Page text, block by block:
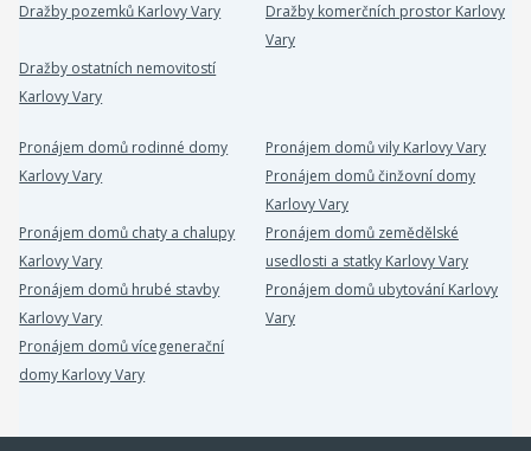
Dražby pozemků Karlovy Vary
Dražby komerčních prostor Karlovy
Vary
Dražby ostatních nemovitostí
Karlovy Vary
Pronájem domů rodinné domy
Karlovy Vary
Pronájem domů vily Karlovy Vary
Pronájem domů činžovní domy
Karlovy Vary
Pronájem domů chaty a chalupy
Karlovy Vary
Pronájem domů zemědělské
usedlosti a statky Karlovy Vary
Pronájem domů hrubé stavby
Karlovy Vary
Pronájem domů ubytování Karlovy
Vary
Pronájem domů vícegenerační
domy Karlovy Vary